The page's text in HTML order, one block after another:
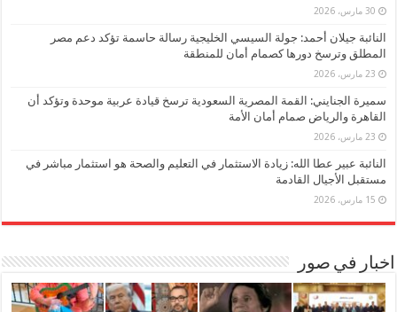
30 مارس، 2026
النائبة جيلان أحمد: جولة السيسي الخليجية رسالة حاسمة تؤكد دعم مصر
المطلق وترسخ دورها كصمام أمان للمنطقة
23 مارس، 2026
سميرة الجنايني: القمة المصرية السعودية ترسخ قيادة عربية موحدة وتؤكد أن
القاهرة والرياض صمام أمان الأمة
23 مارس، 2026
النائبة عبير عطا الله: زيادة الاستثمار في التعليم والصحة هو استثمار مباشر في
مستقبل الأجيال القادمة
15 مارس، 2026
اخبار في صور